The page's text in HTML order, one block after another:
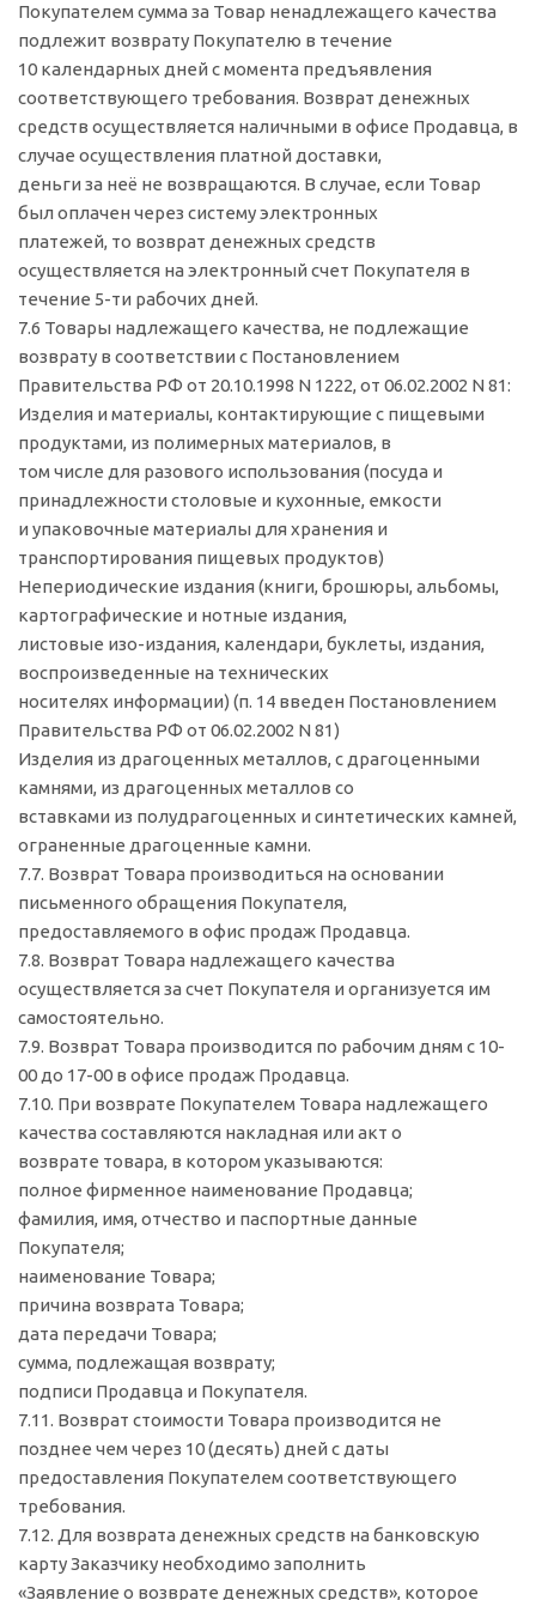
Покупателем сумма за Товар ненадлежащего качества
подлежит возврату Покупателю в течение
10 календарных дней с момента предъявления
соответствующего требования. Возврат денежных
средств осуществляется наличными в офисе Продавца, в
случае осуществления платной доставки,
деньги за неё не возвращаются. В случае, если Товар
был оплачен через систему электронных
платежей, то возврат денежных средств
осуществляется на электронный счет Покупателя в
течение 5-ти рабочих дней.
7.6 Товары надлежащего качества, не подлежащие
возврату в соответствии с Постановлением
Правительства РФ от 20.10.1998 N 1222, от 06.02.2002 N 81:
Изделия и материалы, контактирующие с пищевыми
продуктами, из полимерных материалов, в
том числе для разового использования (посуда и
принадлежности столовые и кухонные, емкости
и упаковочные материалы для хранения и
транспортирования пищевых продуктов)
Непериодические издания (книги, брошюры, альбомы,
картографические и нотные издания,
листовые изо-издания, календари, буклеты, издания,
воспроизведенные на технических
носителях информации) (п. 14 введен Постановлением
Правительства РФ от 06.02.2002 N 81)
Изделия из драгоценных металлов, с драгоценными
камнями, из драгоценных металлов со
вставками из полудрагоценных и синтетических камней,
ограненные драгоценные камни.
7.7. Возврат Товара производиться на основании
письменного обращения Покупателя,
предоставляемого в офис продаж Продавца.
7.8. Возврат Товара надлежащего качества
осуществляется за счет Покупателя и организуется им
самостоятельно.
7.9. Возврат Товара производится по рабочим дням с 10-
00 до 17-00 в офисе продаж Продавца.
7.10. При возврате Покупателем Товара надлежащего
качества составляются накладная или акт о
возврате товара, в котором указываются:
полное фирменное наименование Продавца;
фамилия, имя, отчество и паспортные данные
Покупателя;
наименование Товара;
причина возврата Товара;
дата передачи Товара;
сумма, подлежащая возврату;
подписи Продавца и Покупателя.
7.11. Возврат стоимости Товара производится не
позднее чем через 10 (десять) дней с даты
предоставления Покупателем соответствующего
требования.
7.12. Для возврата денежных средств на банковскую
карту Заказчику необходимо заполнить
«Заявление о возврате денежных средств», которое